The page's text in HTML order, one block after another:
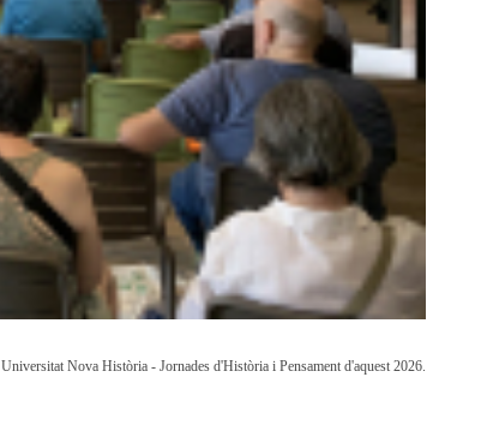
Nova Història - Jornades d'Història i Pensament d'aquest 2026.